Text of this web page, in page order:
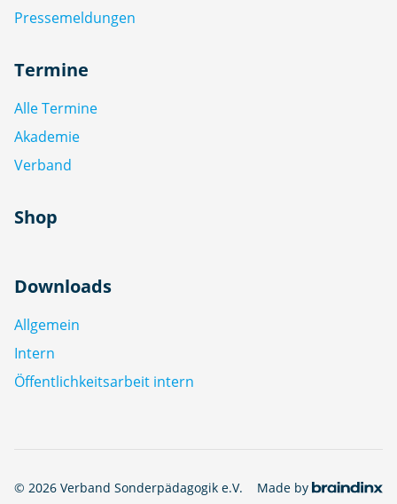
Pressemeldungen
Termine
Alle Termine
Akademie
Verband
Shop
Downloads
Allgemein
Intern
Öffentlichkeitsarbeit intern
© 2026 Verband Sonderpädagogik e.V. Made by